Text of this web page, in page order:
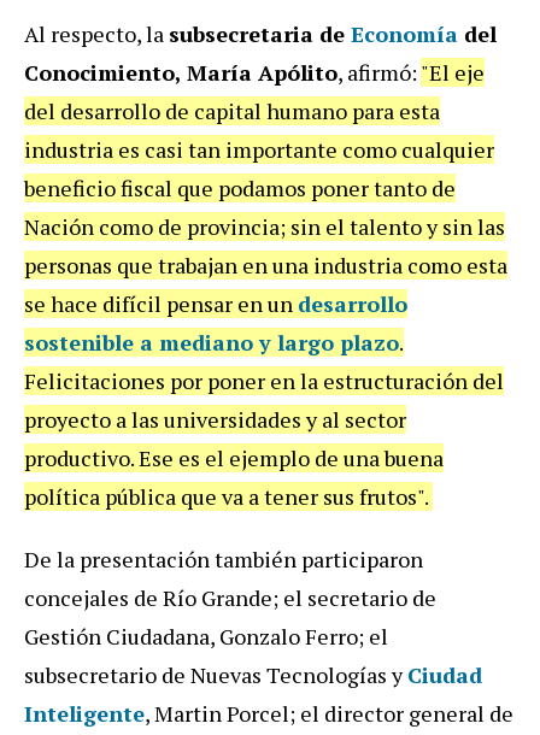
Al respecto, la subsecretaria de Economía del
Conocimiento, María Apólito, afirmó: "El eje
del desarrollo de capital humano para esta
industria es casi tan importante como cualquier
beneficio fiscal que podamos poner tanto de
Nación como de provincia; sin el talento y sin las
personas que trabajan en una industria como esta
se hace difícil pensar en un desarrollo
sostenible a mediano y largo plazo.
Felicitaciones por poner en la estructuración del
proyecto a las universidades y al sector
productivo. Ese es el ejemplo de una buena
política pública que va a tener sus frutos".
De la presentación también participaron
concejales de Río Grande; el secretario de
Gestión Ciudadana, Gonzalo Ferro; el
subsecretario de Nuevas Tecnologías yCiudad
Inteligente, Martin Porcel; el director general de